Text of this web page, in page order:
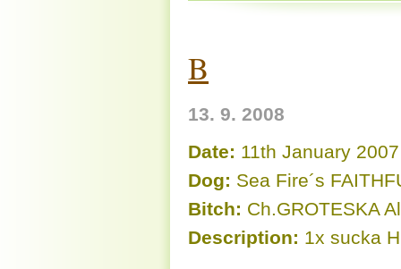
B
13. 9. 2008
Date: 11th January 2007
Dog: Sea Fire´s
Bitch: Ch.GROTESKA
Description: 1x sucka